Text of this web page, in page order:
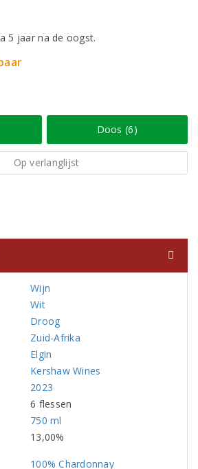
5 jaar na de oogst.
Doos (6)
Op verlanglijst
Wijn
Wit
Droog
Zuid-Afrika
Elgin
Kershaw Wines
2023
6 flessen
750 ml
13,00%
100% Chardonnay